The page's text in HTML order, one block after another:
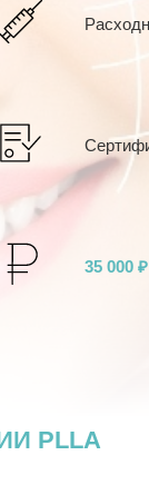
35 000 ₽
PLLA